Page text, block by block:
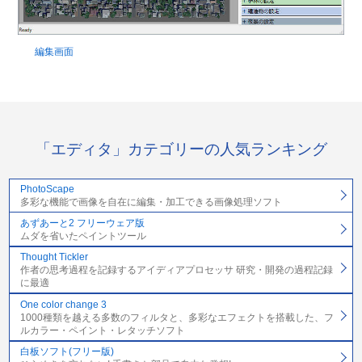
編集画面
「エディタ」カテゴリーの人気ランキング
PhotoScape
多彩な機能で画像を自在に編集・加工できる画像処理ソフト
あずあーと2 フリーウェア版
ムダを省いたペイントツール
Thought Tickler
作者の思考過程を記録するアイディアプロセッサ 研究・開発の過程記録
に最適
One color change 3
1000種類を越える多数のフィルタと、多彩なエフェクトを搭載した、フ
ルカラー・ペイント・レタッチソフト
白板ソフト(フリー版)